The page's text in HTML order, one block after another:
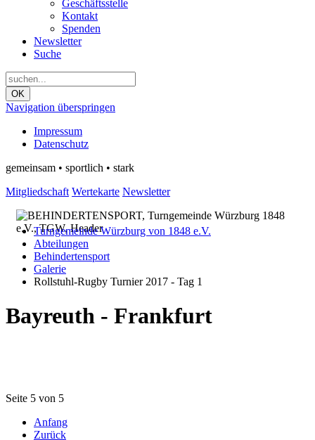
Geschäftsstelle
Kontakt
Spenden
Newsletter
Suche
OK
Navigation überspringen
Impressum
Datenschutz
gemeinsam • sportlich • stark
Mitgliedschaft Wertekarte Newsletter
Turngemeinde Würzburg von 1848 e.V.
Abteilungen
Behindertensport
Galerie
Rollstuhl-Rugby Turnier 2017 - Tag 1
Bayreuth - Frankfurt
Seite 5 von 5
Anfang
Zurück